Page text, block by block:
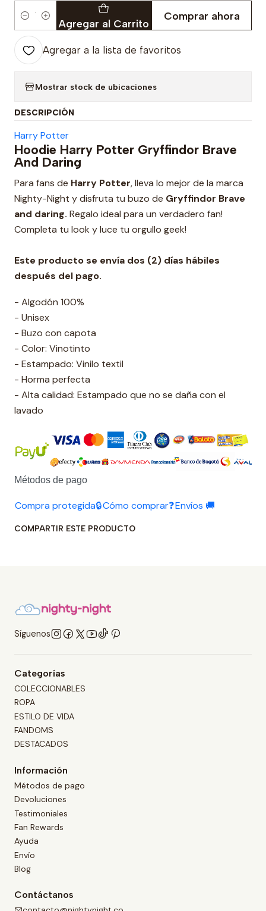
Cantidad Agregar al Carrito
Comprar ahora
Agregar a la lista de favoritos
Mostrar stock de ubicaciones
DESCRIPCIÓN
Harry Potter
Hoodie Harry Potter Gryffindor Brave
And Daring
Para fans de Harry Potter, lleva lo mejor de la marca
Nighty-Night y disfruta tu buzo de Gryffindor Brave
and daring. Regalo ideal para un verdadero fan!
Completa tu look y luce tu orgullo geek!
Este producto se envía dos (2) días hábiles
después del pago.
- Algodón 100%
- Unisex
- Buzo con capota
- Color: Vinotinto
- Estampado: Vinilo textil
- Horma perfecta
- Alta calidad: Estampado que no se daña con el
lavado
Métodos de pago
Compra protegida🔒Cómo comprar❓Envíos 🚚
COMPARTIR ESTE PRODUCTO
Síguenos
Categorías
COLECCIONABLES
ROPA
ESTILO DE VIDA
FANDOMS
DESTACADOS
Información
Métodos de pago
Devoluciones
Testimoniales
Fan Rewards
Ayuda
Envío
Blog
Contáctanos